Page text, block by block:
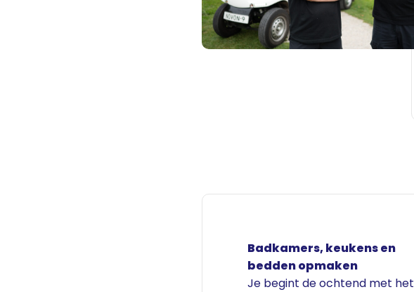
Badkamers, keukens en
bedden opmaken
Je begint de ochtend met het